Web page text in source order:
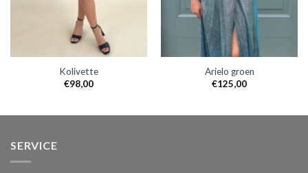
Kolivette
€98,00
Arielo groen
€125,00
SERVICE